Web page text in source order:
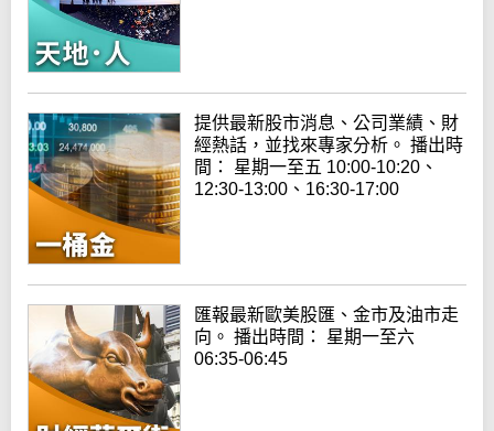
提供最新股市消息、公司業績、財
經熱話，並找來專家分析。 播出時
間： 星期一至五 10:00-10:20、
12:30-13:00、16:30-17:00
匯報最新歐美股匯、金市及油市走
向。 播出時間： 星期一至六
06:35-06:45